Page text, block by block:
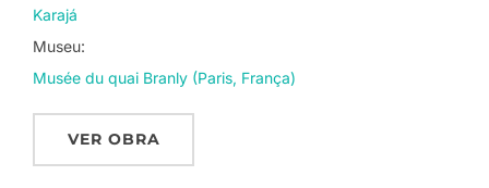
Karajá
Museu:
Musée du quai Branly (Paris, França)
VER OBRA